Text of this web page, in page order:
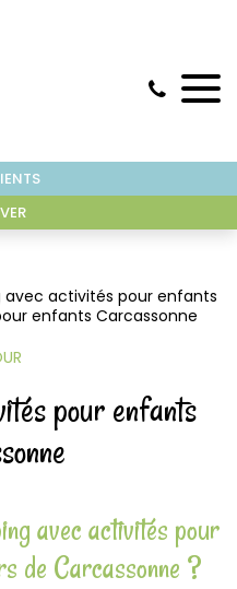
activités pour enfants
enfants Carcassonne
pour enfants
avec activités pour
de Carcassonne ?